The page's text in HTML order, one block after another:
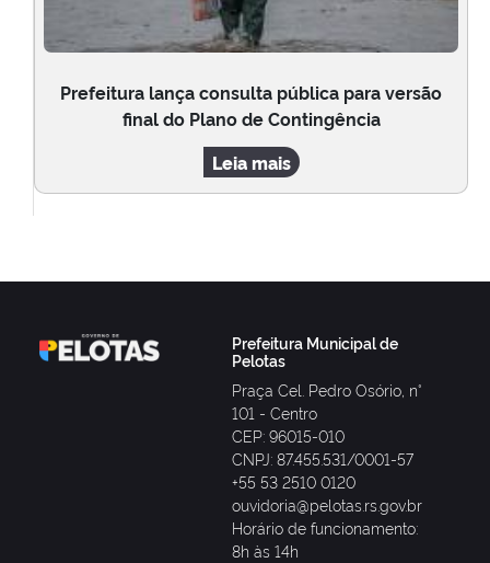
Prefeitura lança consulta pública para versão
final do Plano de Contingência
Leia mais
Prefeitura Municipal de
Pelotas
Praça Cel. Pedro Osório, n°
101 - Centro
CEP: 96015-010
CNPJ: 87.455.531/0001-57
+55 53 2510 0120
ouvidoria@pelotas.rs.gov.br
Horário de funcionamento:
8h às 14h